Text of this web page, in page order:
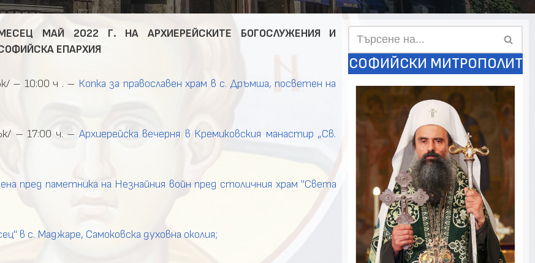
МАЙ 2022 Г. НА АРХИЕРЕЙСКИТЕ БОГОСЛУЖЕНИЯ И
ЕПАРХИЯ
– 10:00 ч . – Копка за православен храм в с. Дръмша, посветен на
– 17:00 ч. – Архиерейска вечерня в Кремиковския манастир „Св.
пред паметника на Незнайния войн пред столичния храм "Света
в с. Маджаре, Самоковска духовна околия;
СОФИЙСКИ МИТРОПОЛИТ